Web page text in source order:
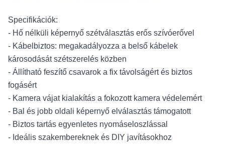
Specifikációk:
- Hő nélküli képernyő szétválasztás erős szívóerővel
- Kábelbiztos: megakadályozza a belső kábelek
károsodását szétszerelés közben
- Állítható feszítő csavarok a fix távolságért és biztos
fogásért
- Kamera vájat kialakítás a fokozott kamera védelemért
- Bal és jobb oldali képernyő elválasztás támogatott
- Biztos tartás egyenletes nyomáseloszlással
- Ideális szakembereknek és DIY javításokhoz